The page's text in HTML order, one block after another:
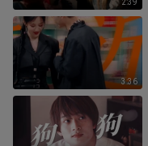
2:39
3:36